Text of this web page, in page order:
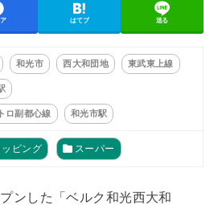
はてブ 送る
和光市 西大和団地 東武東上線
ロ副都心線 和光市駅
ッピング スーパー
ンした「ベルク和光西大和